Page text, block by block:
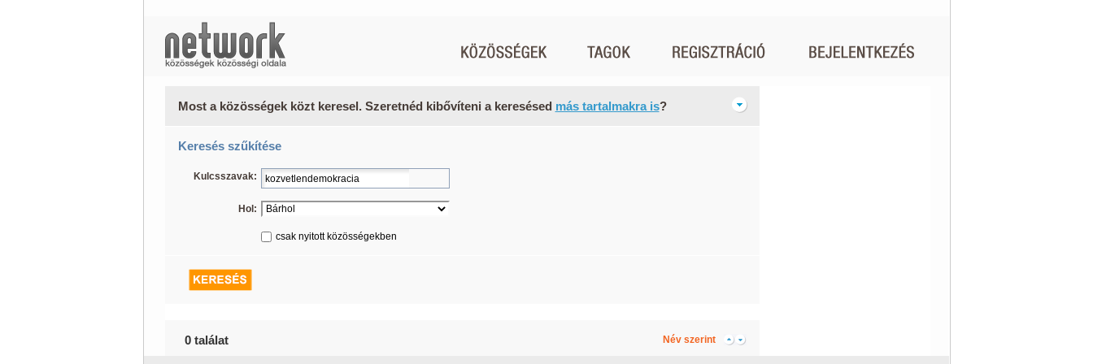
Most a közösségek közt keresel. Szeretnéd kibővíteni a keresésed más tartalmakra is?
Keresés szűkítése
Kulcsszavak:
Hol:
csak nyitott közösségekben
0 találat Név szerint